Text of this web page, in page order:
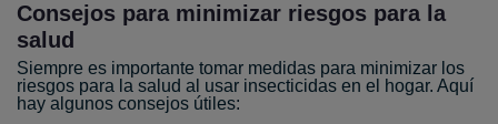
Consejos para minimizar riesgos para la
salud
Siempre es importante tomar medidas para minimizar los
riesgos para la salud al usar insecticidas en el hogar. Aquí
hay algunos consejos útiles: